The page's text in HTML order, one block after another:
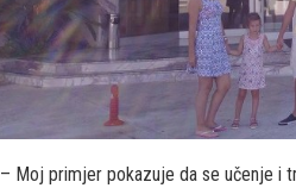
– Moj primjer pokazuje da se učenje i